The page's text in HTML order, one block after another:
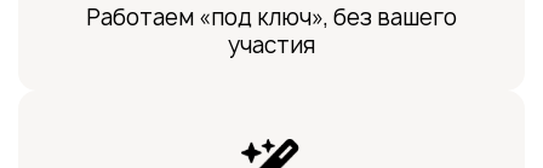
Работаем «под ключ», без вашего
участия